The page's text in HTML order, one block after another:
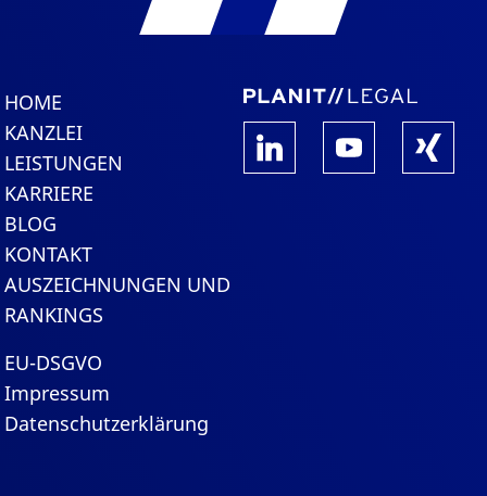
HOME
KANZLEI
LEISTUNGEN
KARRIERE
BLOG
KONTAKT
AUSZEICHNUNGEN UND
RANKINGS
EU-DSGVO
Impressum
Datenschutzerklärung